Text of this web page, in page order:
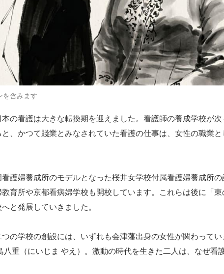
を含みます
の看護は大きな転換期を迎えました。看護師の養成学校が
、かつて賤業とみなされていた看護の仕事は、女性の職業
護婦養成所のモデルとなった桜井女学校付属看護婦養成所の
育所や京都看病婦学校も開校しています。これらは後に「東
と発展していきました。
の学校の創設には、いずれも会津藩出身の女性が関わって
八重（にいじま やえ）。激動の時代を生きた二人は、なぜ看